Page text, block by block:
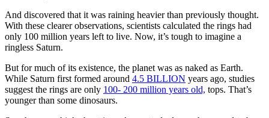
And discovered that it was raining heavier than previously thought.
With these clearer observations, scientists calculated the rings had
only 100 million years left to live. Now, it’s tough to imagine a
ringless Saturn.
But for much of its existence, the planet was as naked as Earth.
While Saturn first formed around 4.5 BILLION years ago, studies
suggest the rings are only 100- 200 million years old, tops. That’s
younger than some dinosaurs.